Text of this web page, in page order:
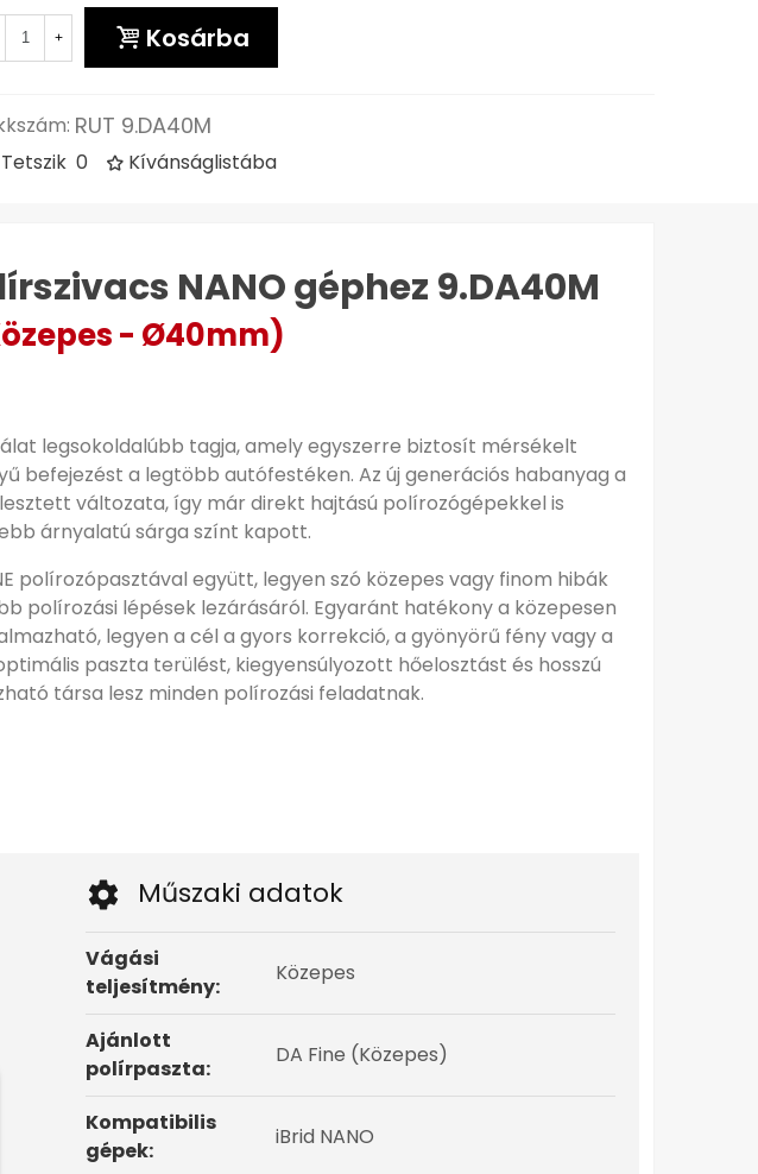
+ Kosárba
RUT 9.DA40M
Tetszik 0 Kívánságlistába
NANO géphez 9.DA40M
- Ø40mm)
legsokoldalúbb tagja, amely egyszerre biztosít mérsékelt
befejezést a legtöbb autófestéken. Az új generációs habanyag a
változata, így már direkt hajtású polírozógépekkel is
árnyalatú sárga színt kapott.
polírozópasztával együtt, legyen szó közepes vagy finom hibák
polírozási lépések lezárásáról. Egyaránt hatékony a közepesen
legyen a cél a gyors korrekció, a gyönyörű fény vagy a
paszta terülést, kiegyensúlyozott hőelosztást és hosszú
társa lesz minden polírozási feladatnak.
Műszaki adatok
Vágási
teljesítmény:
Közepes
Ajánlott
polírpaszta:
DA Fine (Közepes)
Kompatibilis
gépek:
iBrid NANO